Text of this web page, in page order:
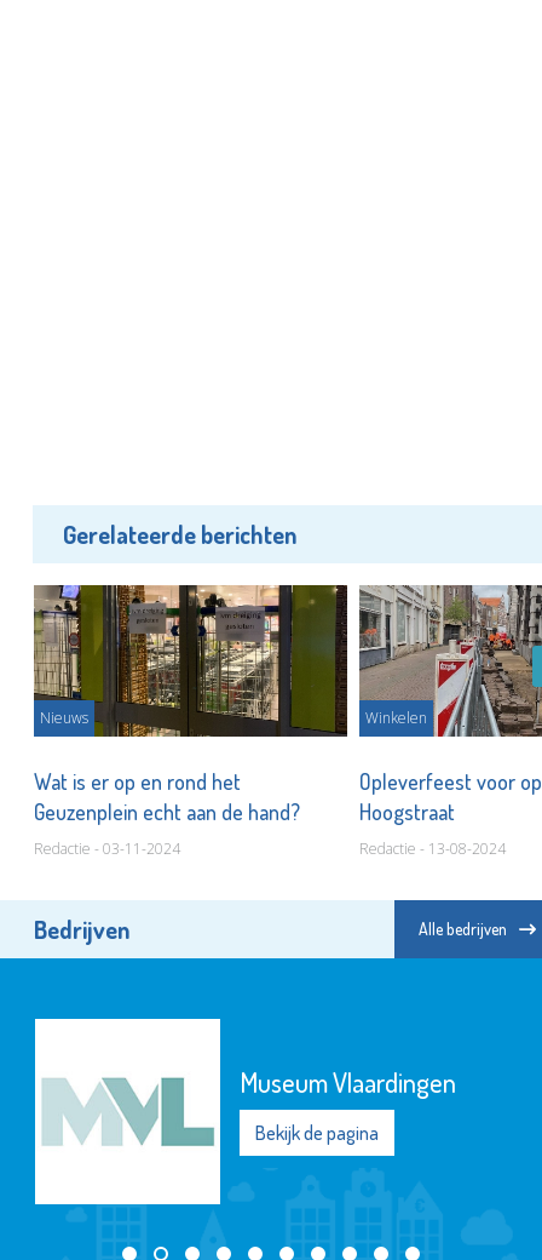
Gerelateerde berichten
Nieuws
Wat is er op en rond het
Geuzenplein echt aan de hand?
Redactie - 03-11-2024
Winkelen
Opleverfeest voor
Hoogstraat
Redactie - 13-08-2024
Bedrijven Alle bedrijven
Museum Vlaardingen
Bekijk de pagina